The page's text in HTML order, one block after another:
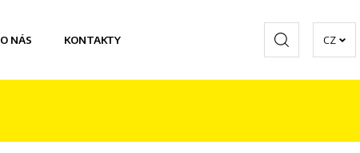
O NÁS KONTAKTY CZHledat